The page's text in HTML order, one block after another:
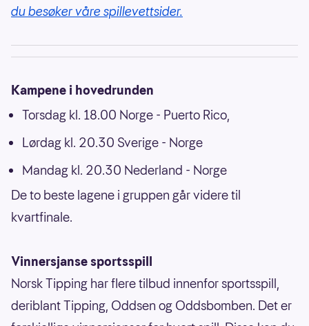
du besøker våre spillevettsider.
Kampene i hovedrunden
Torsdag kl. 18.00 Norge - Puerto Rico,
Lørdag kl. 20.30 Sverige - Norge
Mandag kl. 20.30 Nederland - Norge
De to beste lagene i gruppen går videre til
kvartfinale.
Vinnersjanse sportsspill
Norsk Tipping har flere tilbud innenfor sportsspill,
deriblant Tipping, Oddsen og Oddsbomben. Det er